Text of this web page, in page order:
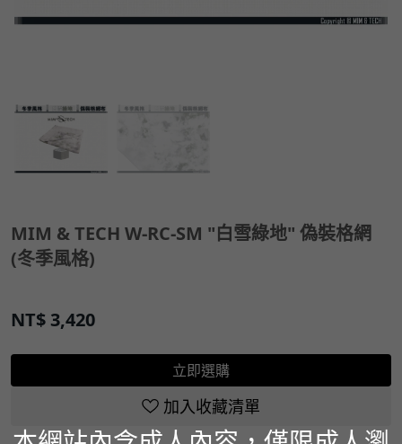
MIM & TECH W-RC-SM "白雪綠地" 偽裝格網
(冬季風格)
NT$ 3,420
立即選購
加入收藏清單